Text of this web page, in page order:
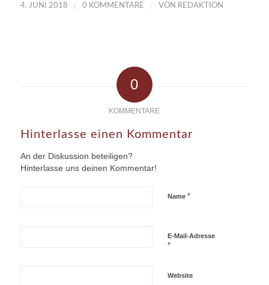
4. JUNI 2018 / 0 KOMMENTARE / VON REDAKTION
0
KOMMENTARE
Hinterlasse einen Kommentar
An der Diskussion beteiligen?
Hinterlasse uns deinen Kommentar!
Name *
E-Mail-Adresse
*
Website